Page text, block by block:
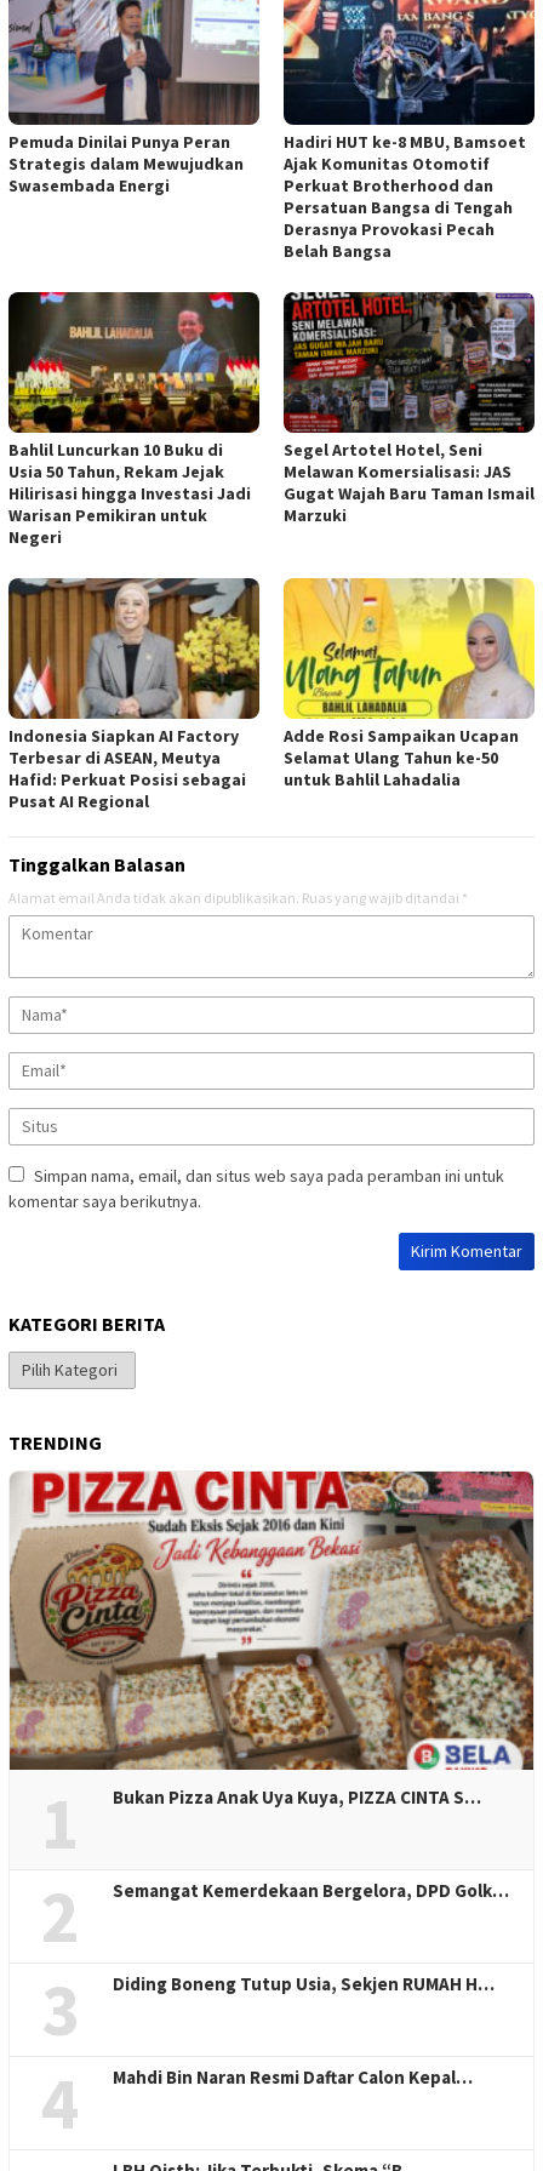
Pemuda Dinilai Punya Peran
Strategis dalam Mewujudkan
Swasembada Energi
Hadiri HUT ke-8 MBU, Bamsoet
Ajak Komunitas Otomotif
Perkuat Brotherhood dan
Persatuan Bangsa di Tengah
Derasnya Provokasi Pecah
Belah Bangsa
Bahlil Luncurkan 10 Buku di
Usia 50 Tahun, Rekam Jejak
Hilirisasi hingga Investasi Jadi
Warisan Pemikiran untuk
Negeri
Segel Artotel Hotel, Seni
Melawan Komersialisasi: JAS
Gugat Wajah Baru Taman Ismail
Marzuki
Indonesia Siapkan AI Factory
Terbesar di ASEAN, Meutya
Hafid: Perkuat Posisi sebagai
Pusat AI Regional
Adde Rosi Sampaikan Ucapan
Selamat Ulang Tahun ke-50
untuk Bahlil Lahadalia
Tinggalkan Balasan
Alamat email Anda tidak akan dipublikasikan. Ruas yang wajib ditandai *
Simpan nama, email, dan situs web saya pada peramban ini untuk
komentar saya berikutnya.
KATEGORI BERITA
Kategori
Berita
TRENDING
1 Bukan Pizza Anak Uya Kuya, PIZZA CINTA S…
2 Semangat Kemerdekaan Bergelora, DPD Golk…
3 Diding Boneng Tutup Usia, Sekjen RUMAH H…
4 Mahdi Bin Naran Resmi Daftar Calon Kepal…